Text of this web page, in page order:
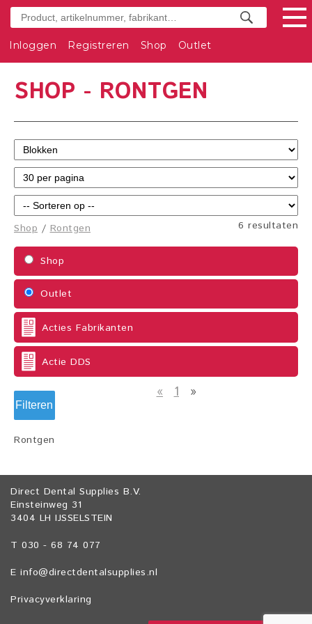
Inloggen Registreren Shop Outlet
SHOP - RONTGEN
6 resultaten
Shop /Rontgen
Shop
Outlet
Acties Fabrikanten
Actie DDS
Filteren
Rontgen
« 1 »
Direct Dental Supplies B.V.
Einsteinweg 31
3404 LH IJSSELSTEIN
T 030 - 68 74 077
E info@directdentalsupplies.nl
Privacyverklaring